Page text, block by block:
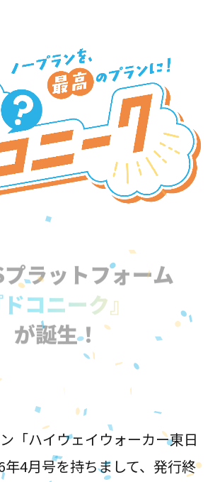
ラットフォーム
コニーク』
が誕生！
「ハイウェイウォーカー東日
4月号を持ちまして、発行終